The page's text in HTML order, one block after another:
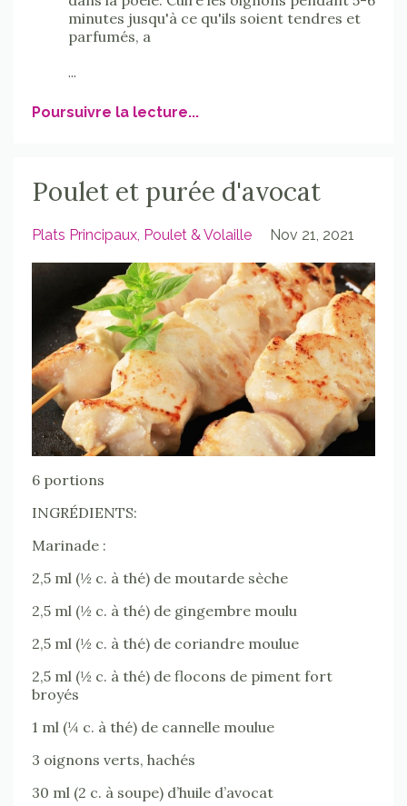
minutes jusqu'à ce qu'ils soient tendres et
parfumés, a
...
Poursuivre la lecture...
Poulet et purée d'avocat
Plats Principaux Poulet & Volaille Nov 21, 2021
6 portions
INGRÉDIENTS:
Marinade :
2,5 ml (½ c. à thé) de moutarde sèche
2,5 ml (½ c. à thé) de gingembre moulu
2,5 ml (½ c. à thé) de coriandre moulue
2,5 ml (½ c. à thé) de flocons de piment fort
broyés
1 ml (¼ c. à thé) de cannelle moulue
3 oignons verts, hachés
30 ml (2 c. à soupe) d’huile d’avocat